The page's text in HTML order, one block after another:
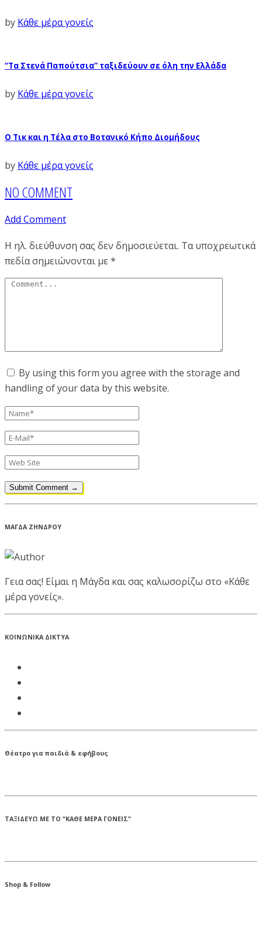
by Κάθε μέρα γονείς
“Τα Στενά Παπούτσια” ταξιδεύουν σε όλη την Ελλάδα
by Κάθε μέρα γονείς
Ο Τικ και η Τέλα στο Βοτανικό Κήπο Διομήδους
by Κάθε μέρα γονείς
NO COMMENT
Add Comment
Η ηλ. διεύθυνση σας δεν δημοσιεύεται. Τα υποχρεωτικά
πεδία σημειώνονται με*
By using this form you agree with the storage and
handling of your data by this website.
ΜΑΓΔΑ ΖΗΝΔΡΟΥ
Γεια σας! Είμαι η Μάγδα και σας καλωσορίζω στο «Κάθε
μέρα γονείς».
ΚΟΙΝΩΝΙΚΑ ΔΙΚΤΥΑ
Θέατρο για παιδιά & εφήβους
ΤΑΞΙΔΕΥΩ ΜΕ ΤΟ “ΚΑΘΕ ΜΕΡΑ ΓΟΝΕΙΣ”
Shop & Follow